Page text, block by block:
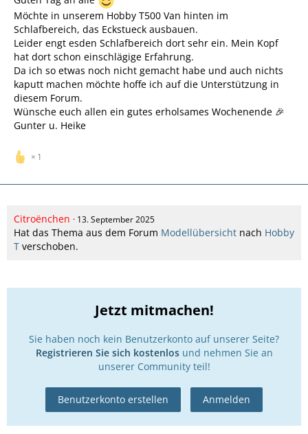
Möchte in unserem Hobby T500 Van hinten im
Schlafbereich, das Eckstueck ausbauen.
Leider engt esden Schlafbereich dort sehr ein. Mein Kopf
hat dort schon einschlägige Erfahrung.
Da ich so etwas noch nicht gemacht habe und auch nichts
kaputt machen möchte hoffe ich auf die Unterstützung in
diesem Forum.
Wünsche euch allen ein gutes erholsames Wochenende 🎉
Gunter u. Heike
1
Citroënchen 13. September 2025
Hat das Thema aus dem Forum Modellübersicht nach Hobby
T verschoben.
Jetzt mitmachen!
Sie haben noch kein Benutzerkonto auf unserer Seite?
Registrieren Sie sich kostenlosund nehmen Sie an
unserer Community teil!
Benutzerkonto erstellen Anmelden